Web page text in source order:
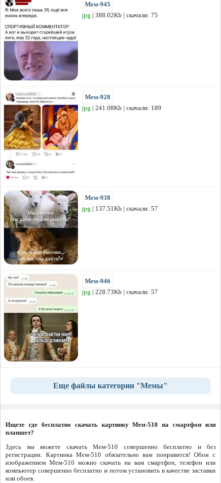
Мем-945
jpg | 388.02Kb | скачали: 75
Мем-928
jpg | 241.08Kb | скачали: 189
Мем-938
jpg | 137.51Kb | скачали: 57
Мем-946
jpg | 228.73Kb | скачали: 57
Еще файлы категории "Мемы"
Ищете где бесплатно скачать картинку Мем-510 на смартфон или
планшет?
Здесь вы можете скачать Мем-510 совершенно бесплатно и без
регистрации. Картинка Мем-510 обязательно вам понравится! Обои с
изображением Мем-510 можно скачать на вам смартфон, телефон или
компьютер совершенно бесплатно и потом установить в качестве заставки
или обоев.